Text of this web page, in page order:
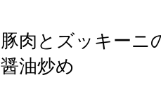
豚肉とズッキーニ
醤油炒め
ひとさじのと
主菜
サラダ・あえもの
コトコト